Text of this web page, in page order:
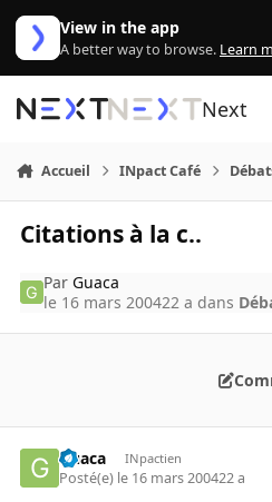
Aller au contenu
View in the app
A better way to browse. Learn
Next
Accueil INpact Café
Citations à la c..
Par Guaca
le 16 mars 200422 a dans
Guaca INpactien
Posté(e) le 16 mars 200422 a